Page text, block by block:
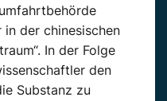
in der chinesischen
In der Folge
den
Substanz zu